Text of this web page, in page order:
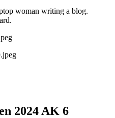
2024 AK 6